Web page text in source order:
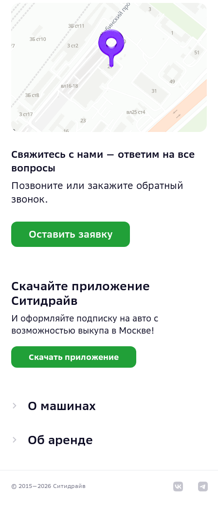
Свяжитесь с нами — ответим на все
вопросы
Позвоните или закажите обратный
звонок.
Оставить заявку
Скачайте приложение
Ситидрайв
И оформляйте подписку на авто с
возможностью выкупа в Москве!
Скачать приложение
О машинах
Об аренде
© 2015—2026 Cитидрайв